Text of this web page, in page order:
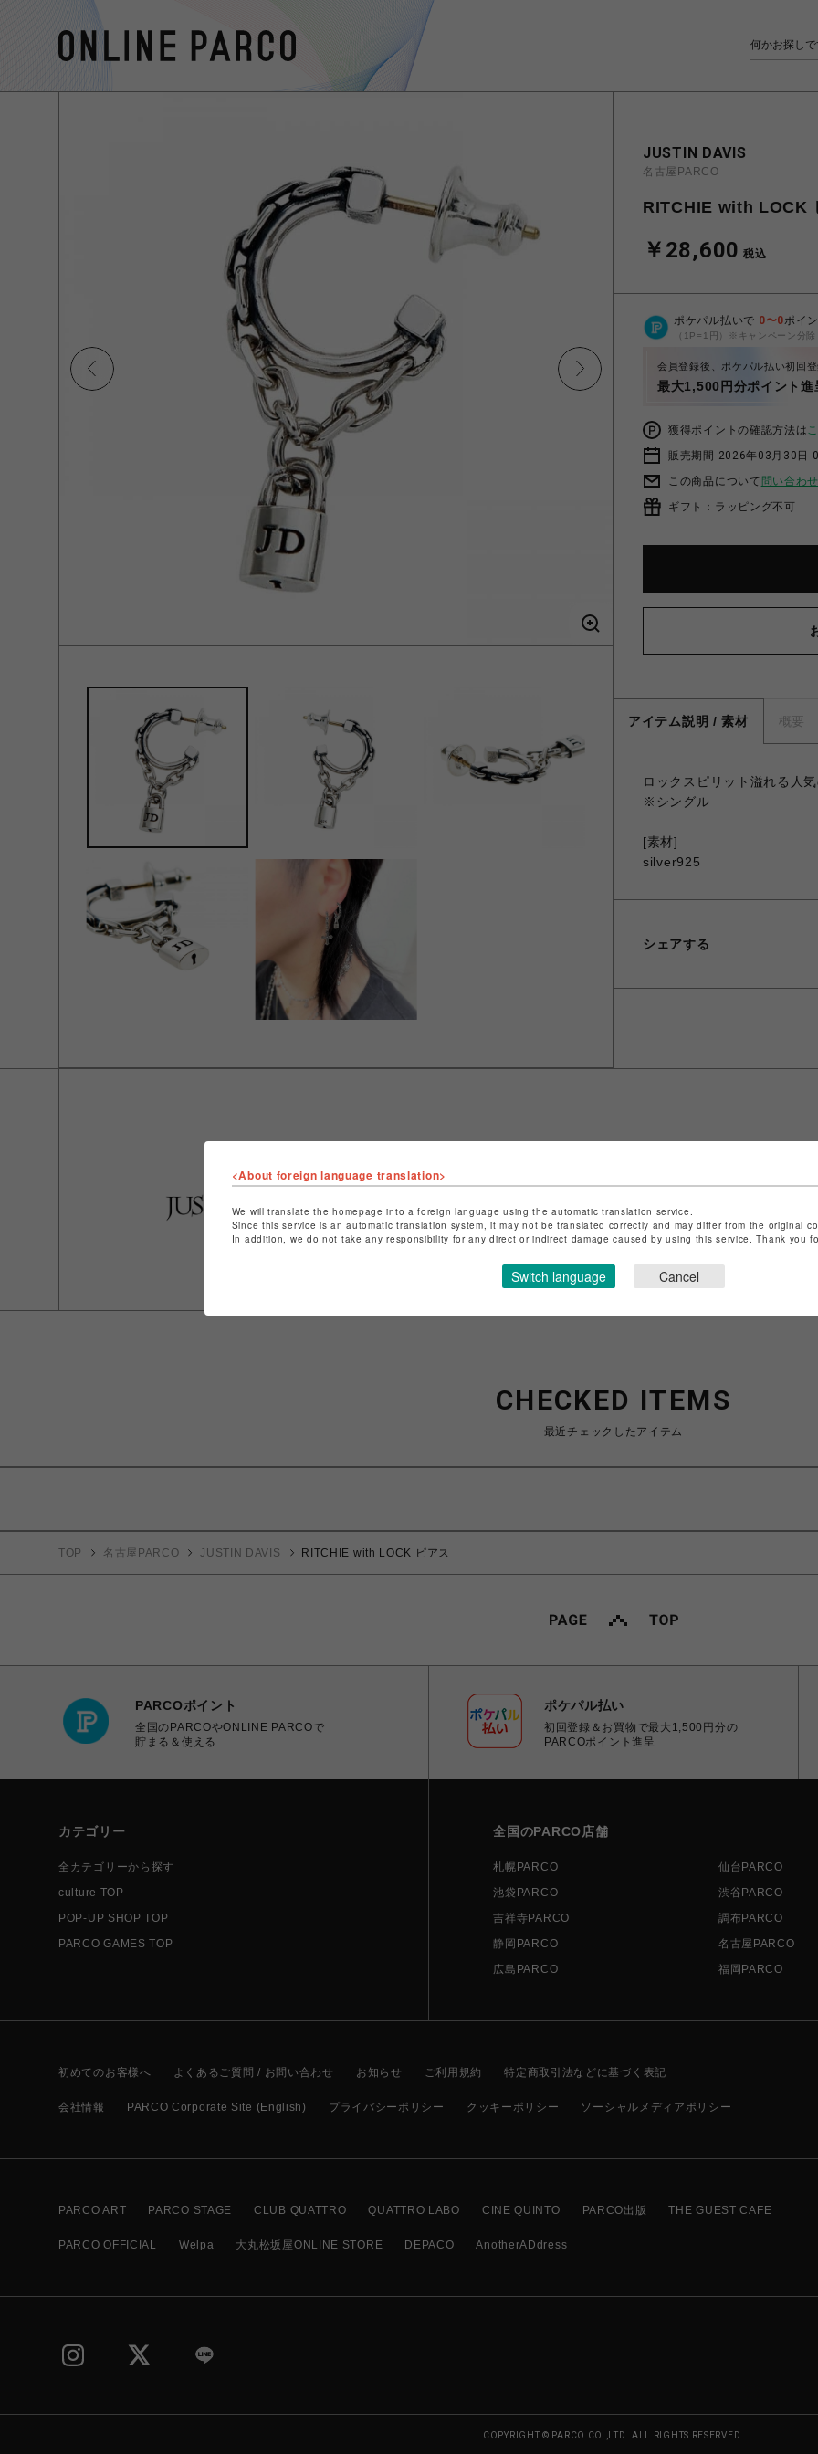
JUSTIN DAVIS
名古屋PARCO
RITCHIE with LOCK
￥28,600 税込
ポケパル払いで 0〜0ポイ
（1P=1円）※キャンペーン分除
会員登録後、ポケパル払い初回
最大1,500円分ポイント進
獲得ポイントの確認方法は
販売期間 2026年03月30日
この商品について 問い合わ
ギフト：ラッピング不可
アイテム説明 / 素材 概要
ロックスピリット溢れる人気
※シングル
[素材]
silver925
シェアする
店舗名
名古屋PARCO
特定商取引法など法令に基づく表記はこちら
CHECKED ITEMS
最近チェックしたアイテム
TOP 名古屋PARCO JUSTIN DAVIS RITCHIE with LOCK ピアス
PARCOポイント
全国のPARCOやONLINE PARCOで
貯まる＆使える
ポケパル払い
初回登録＆お買物で最大1,500円分の
PARCOポイント進呈
カテゴリー
全カテゴリーから探す
culture TOP
POP-UP SHOP TOP
PARCO GAMES TOP
全国のPARCO店舗
札幌PARCO 仙台PARCO
池袋PARCO
渋谷PARCO
吉祥寺PARCO
調布PARCO
静岡PARCO
名古屋PARCO
広島PARCO
福岡PARCO
初めてのお客様へ よくあるご質問 / お問い合わせ お知らせ ご利用規約 特定商取引法などに基づく表記
会社情報 PARCO Corporate Site (English) プライバシーポリシー クッキーポリシー ソーシャルメディアポリシー
PARCO ART PARCO STAGE CLUB QUATTRO QUATTRO LABO CINE QUINTO PARCO出版 THE GUEST CAFE
PARCO OFFICIAL Welpa 大丸松坂屋ONLINE STORE DEPACO AnotherADdress
COPYRIGHT © PARCO CO.,LTD. ALL RIGHTS RESERVED.
<About foreign language translation>
We will translate the homepage into a foreign language using the automatic translation service.
Since this service is an automatic translation system, it may not be translated correctly and may differ from the original
In addition, we do not take any responsibility for any direct or indirect damage caused by using this service. Thank you
Switch language Cancel